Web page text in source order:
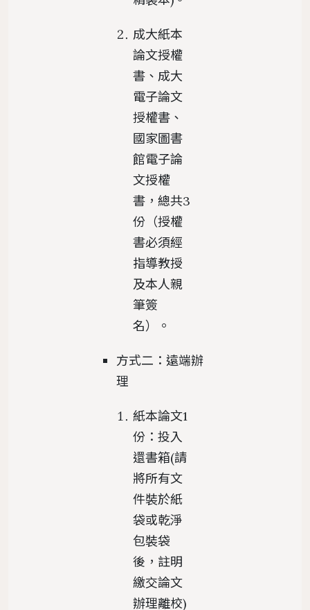
成大紙本
論文授權
書、成大
電子論文
授權書、
國家圖書
館電子論
文授權
書，總共3
份（授權
書必須經
指導教授
及本人親
筆簽
名）。
方式二：遠端辦
理
紙本論文1
份：投入
還書箱(請
將所有文
件裝於紙
袋或乾淨
包裝袋
後，註明
繳交論文
辦理離校)